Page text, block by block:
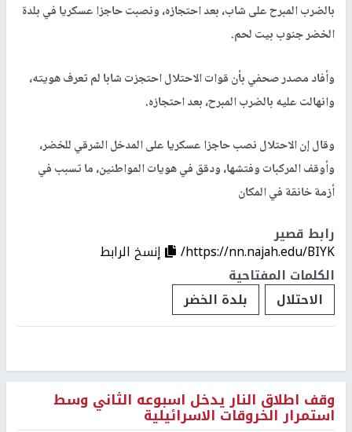
بالضرب المبرح على شاب، بعد احتجازه، ونصبت حاجزا عسكريا في بلدة
الخضر جنوب بيت لحم.
وأفاد مصدر صحفي بأن قوات الاحتلال احتجزت شابا لم تعرف هويته،
وانهالت عليه بالضرب المبرح، بعد احتجازه.
وقال إن الاحتلال نصب حاجزا عسكريا على المدخل الشرقي للخضر،
وأوقف المركبات وفتشها، ودقق في هويات المواطنين، ما تسبب في
أزمة خانقة في المكان
رابط قصير
https://nn.najah.edu/BIYK/
إنسخ الرابط
الكلمات المفتاحية
الاحتلال
بلدة الخضر
وقف اطلاق النار يدخل اسبوعه الثاني وسط
استمرار الخروقات الاسرائيلية